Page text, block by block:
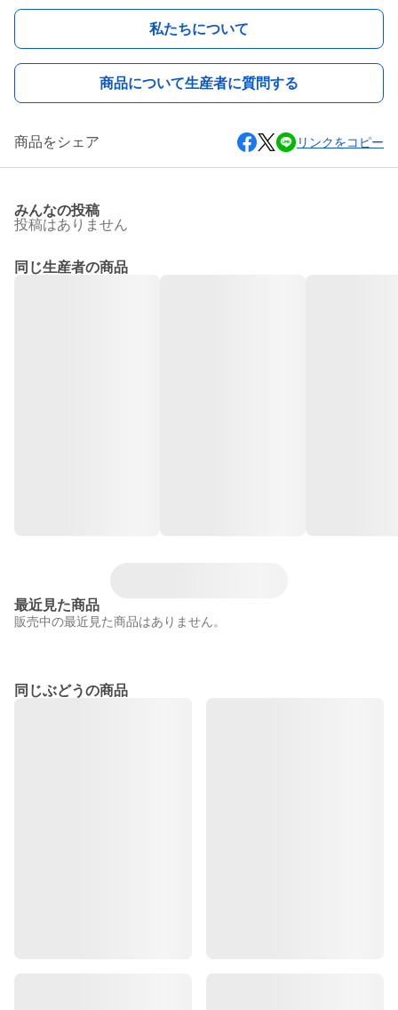
私たちについて
商品について生産者に質問する
商品をシェア リンクをコピー
みんなの投稿
投稿はありません
同じ生産者の商品
最近見た商品
販売中の最近見た商品はありません。
同じぶどうの商品